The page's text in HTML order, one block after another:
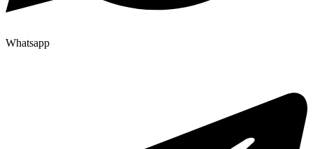
Whatsapp